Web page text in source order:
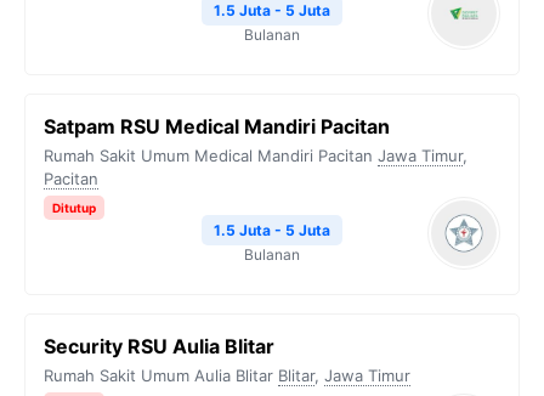
1.5 Juta - 5 Juta
Bulanan
Satpam RSU Medical Mandiri Pacitan
Rumah Sakit Umum Medical Mandiri Pacitan Jawa Timur,
Pacitan
Ditutup
1.5 Juta - 5 Juta
Bulanan
Security RSU Aulia Blitar
Rumah Sakit Umum Aulia Blitar Blitar, Jawa Timur